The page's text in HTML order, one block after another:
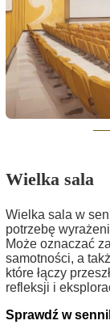
Wielka sala
Wielka sala w
potrzebę
Może oznaczać
samotności, a
które łączy
refleksji i
Sprawdź w